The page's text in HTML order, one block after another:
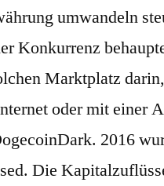
umwandeln
Konkurrenz
Marktplatz
oder mit einer
2016
Die